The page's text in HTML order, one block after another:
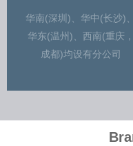
华南(深圳)、华中(长沙)、
华东(温州)、西南(重庆，
成都)均设有分公司